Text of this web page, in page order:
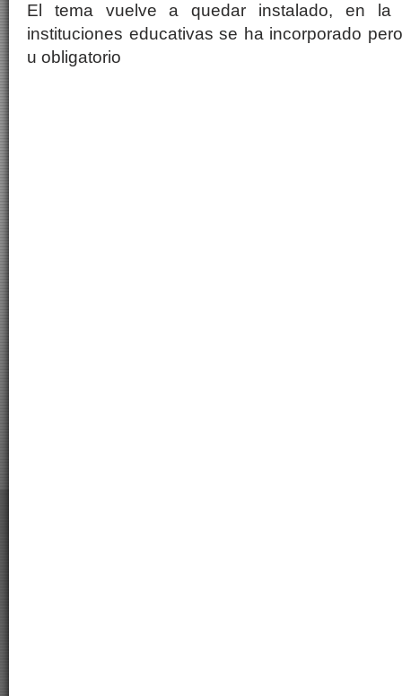
El tema vuelve a quedar instalado, en la
instituciones educativas se ha incorporado
u obligatorio